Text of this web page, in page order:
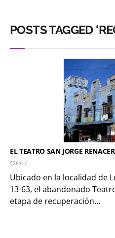
POSTS TAGGED
EL TEATRO SAN JORGE
6117
Ubicado en la localidad de
13-63, el abandonado
etapa de recuperación...